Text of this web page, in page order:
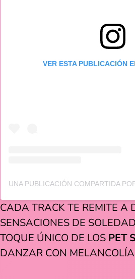
VER ESTA PUBLICACIÓN
CADA TRACK TE REMITE A
SENSACIONES DE
TOQUE ÚNICO DE LOS PET
DANZAR CON